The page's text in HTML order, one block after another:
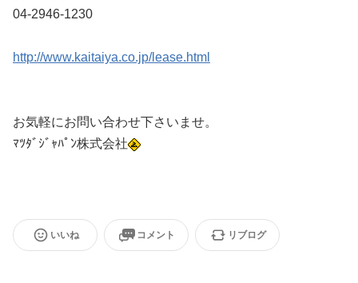
04-2946-1230
http://www.kaitaiya.co.jp/lease.html
お気軽にお問い合わせ下さいませ。
ﾏﾂﾀﾞｼﾞｬﾊﾟﾝ株式会社
いいね コメント リブログ